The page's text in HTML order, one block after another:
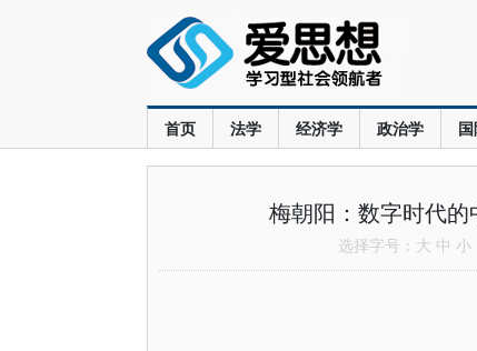
首页 法学 经济学 政治学
梅朝阳：数字时代
选择字号： 大 中 小